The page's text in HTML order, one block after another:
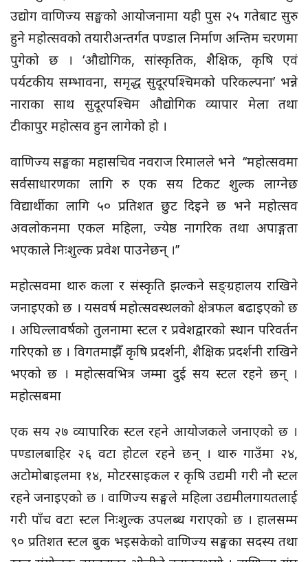
उद्योग वाणिज्य सङ्घको आयोजनामा यही पुस २५ गतेबाट सुरु
हुने महोत्सवको तयारीअन्तर्गत पण्डाल निर्माण अन्तिम चरणमा
पुगेको छ । ‘औद्योगिक, सांस्कृतिक, शैक्षिक, कृषि एवं
पर्यटकीय सम्भावना, समृद्ध सुदूरपश्चिमको परिकल्पना’ भन्ने
नाराका साथ सुदूरपश्चिम औद्योगिक व्यापार मेला तथा
टीकापुर महोत्सव हुन लागेको हो ।
वाणिज्य सङ्घका महासचिव नवराज रिमालले भने ‘‘महोत्सवमा
सर्वसाधारणका लागि रु एक सय टिकट शुल्क लाग्नेछ
विद्यार्थीका लागि ५० प्रतिशत छुट दिइने छ भने महोत्सव
अवलोकनमा एकल महिला, ज्येष्ठ नागरिक तथा अपाङ्गता
भएकाले निःशुल्क प्रवेश पाउनेछन् ।’’
महोत्सवमा थारु कला र संस्कृति झल्कने सङ्ग्रहालय राखिने
जनाइएको छ । यसवर्ष महोत्सवस्थलको क्षेत्रफल बढाइएको छ
। अघिल्लावर्षको तुलनामा स्टल र प्रवेशद्वारको स्थान परिवर्तन
गरिएको छ । विगतमाझैँ कृषि प्रदर्शनी, शैक्षिक प्रदर्शनी राखिने
भएको छ । महोत्सवभित्र जम्मा दुई सय स्टल रहने छन् ।
महोत्सबमा
एक सय २७ व्यापारिक स्टल रहने आयोजकले जनाएको छ ।
पण्डालबाहिर २६ वटा होटल रहने छन् । थारु गाउँमा २४,
अटोमोबाइलमा १४, मोटरसाइकल र कृषि उद्यमी गरी नौ स्टल
रहने जनाइएको छ । वाणिज्य सङ्घले महिला उद्यमीलगायतलाई
गरी पाँच वटा स्टल निःशुल्क उपलब्ध गराएको छ । हालसम्म
९० प्रतिशत स्टल बुक भइसकेको वाणिज्य सङ्घका सदस्य तथा